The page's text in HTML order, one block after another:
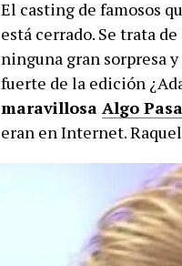
El casting de famosos
está cerrado. Se trata
ninguna gran sorpresa
fuerte de la edición
maravillosa Algo Pasa
eran en Internet.